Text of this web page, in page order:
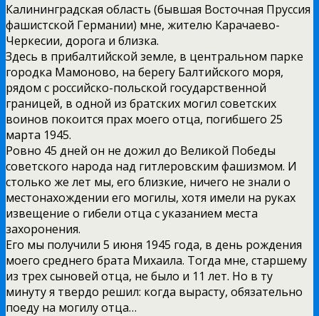
Калининградская область (бывшая Восточная Пруссия
фашистской Германии) мне, жителю Карачаево-
Черкесии, дорога и близка.
Здесь в прибалтийской земле, в центральном парке
городка Мамоново, на берегу Балтийского моря,
рядом с российско-польской государственной
границей, в одной из братских могил советских
воинов покоится прах моего отца, погибшего 25
марта 1945.
Ровно 45 дней он не дожил до Великой Победы
советского народа над гитлеровским фашизмом. И
столько же лет мы, его близкие, ничего не знали о
местонахождении его могилы, хотя имели на руках
извещение о гибели отца с указанием места
захоронения.
Его мы получили 5 июня 1945 года, в день рождения
моего среднего брата Михаила. Тогда мне, старшему
из трех сыновей отца, не было и 11 лет. Но в ту
минуту я твердо решил: когда вырасту, обязательно
поеду на могилу отца…